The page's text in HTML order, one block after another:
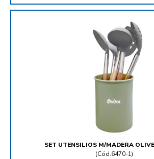
SET UTENSILIOS M/MADERA
(Cód.6470-1)